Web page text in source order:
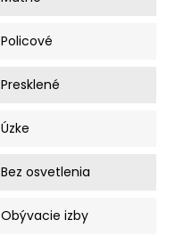
Policové
Presklené
Úzke
Bez osvetlenia
Obývacie izby